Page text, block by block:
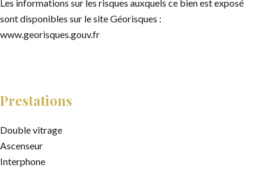
Les informations sur les risques auxquels ce bien est exposé
sont disponibles sur le site Géorisques :
www.georisques.gouv.fr
Prestations
Double vitrage
Ascenseur
Interphone